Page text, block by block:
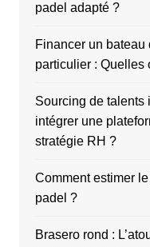
padel adapté ?
Financer un bateau
particulier : Quelles
Sourcing de talents
intégrer une
stratégie RH ?
Comment estimer
padel ?
Brasero rond :